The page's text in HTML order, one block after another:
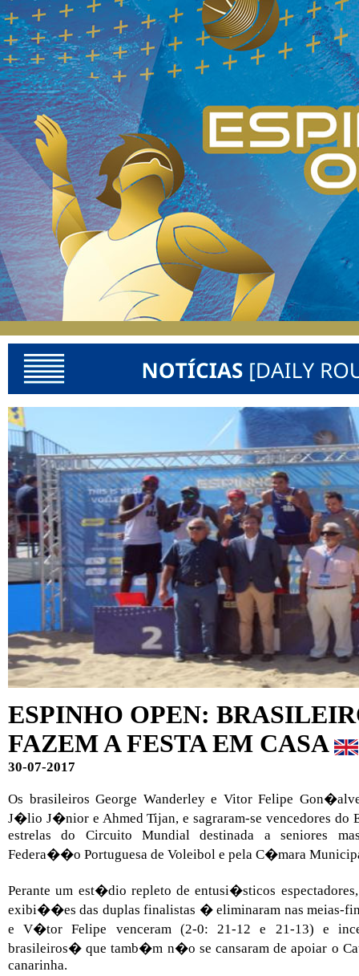
ESPINHO OPEN:
FAZEM A FESTA EM CASA
30-07-2017
Os brasileiros George Wanderley e Vitor Felipe
J�lio J�nior e Ahmed Tijan, e sagraram-se vencedores
estrelas do Circuito Mundial destinada a seniores
Federa��o Portuguesa de Voleibol e pela C�mara
Perante um est�dio repleto de entusi�sticos
exibi��es das duplas finalistas � eliminaram nas meias-
e V�tor Felipe venceram (2-0: 21-12 e 21-13) e
brasileiros� que tamb�m n�o se cansaram de apoiar o
canarinha.